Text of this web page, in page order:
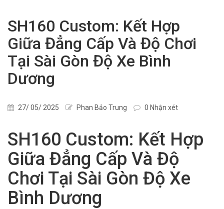
SH160 Custom: Kết Hợp
Giữa Đẳng Cấp Và Độ Chơi
Tại Sài Gòn Độ Xe Bình
Dương
27/ 05/ 2025 Phan Bảo Trung 0 Nhận xét
SH160 Custom: Kết Hợp
Giữa Đẳng Cấp Và Độ
Chơi Tại Sài Gòn Độ Xe
Bình Dương